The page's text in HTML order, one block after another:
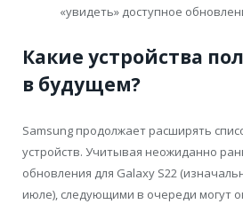
«увидеть» доступное
Какие устройства
в будущем?
Samsung продолжает расширять
устройств. Учитывая неожиданно
обновления для Galaxy S22
июле), следующими в очереди могут